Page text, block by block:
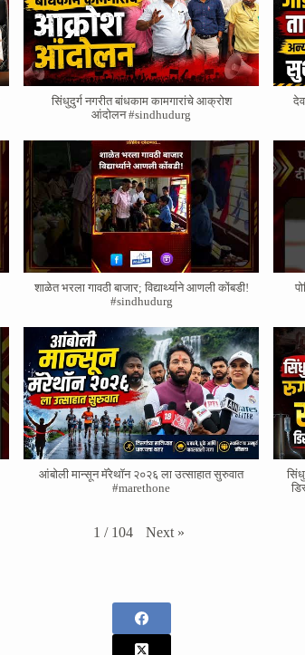
सिंधुदुर्ग नगरीत बांधकाम कामगारांचे आक्रोश
आंदोलन #sindhudurg
शाळेत भरला गावठी बाजार; विद्यार्थ्याने आणली कोंबडी!
#sindhudurg
आंबोली मान्सून मॅरेथॉन २०२६ ला उत्साहात सुरुवात
#marethone
1 / 104 Next »